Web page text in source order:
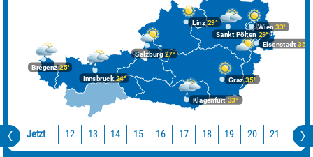
Bregenz25°
Graz35°
Innsbruck24°
Klagenfurt 33°
Linz29°
Salzburg27°
Wien 33°
Eisenstadt 35°
Sankt Pölten 29°
Jetzt 12 13 14 15 16 17 18 19 20 21 22